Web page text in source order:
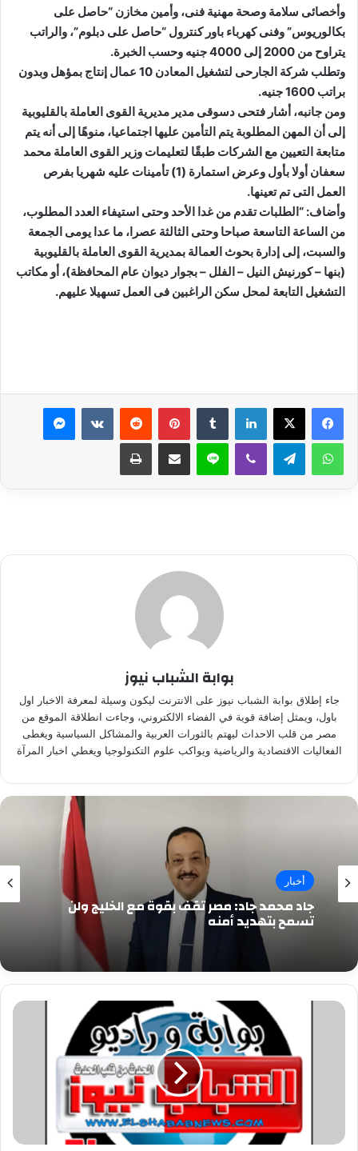
وأخصائى سلامة وصحة مهنية فنى، وأمين مخازن “حاصل على
بكالوريوس” وفنى كهرباء باور كنترول “حاصل على دبلوم”، والراتب
يتراوح من 2000 إلى 4000 جنيه وحسب الخبرة.
وتطلب شركة الجارحى لتشغيل المعادن 10 عمال إنتاج بمؤهل وبدون
براتب 1600 جنيه.
ومن جانبه، أشار فتحى دسوقى مدير مديرية القوى العاملة بالقليوبية
إلى أن المهن المطلوبة يتم التأمين عليها اجتماعيا، منوهًا إلى أنه يتم
متابعة التعيين مع الشركات طبقًا لتعليمات وزير القوى العاملة محمد
سعفان أولا بأول وعرض استمارة (1) تأمينات عليه شهريا بفرص
العمل التى تم تعينها.
وأضاف: “الطلبات تقدم من غدا الأحد وحتى استيفاء العدد المطلوب،
من الساعة التاسعة صباحا وحتى الثالثة عصرا، ما عدا يومى الجمعة
والسبت، إلى إدارة بحوث العمالة بمديرية القوى العاملة بالقليوبية
(بنها – كورنيش النيل – الفلل – بجوار ديوان عام المحافظة)، أو مكاتب
التشغيل التابعة لمحل سكن الراغبين فى العمل تسهيلا عليهم.
لينكدإن بينتيريست ماسنجر
واتساب تيلقرام ڤايبر لاين مشاركة عبر البريد طباعة
بوابة الشباب نيوز
جاء إطلاق بوابة الشباب نيوز على الانترنت ليكون وسيلة لمعرفة الاخبار اول
باول، ويمثل إضافة قوية في الفضاء الالكتروني، وجاءت انطلاقة الموقع من
مصر من قلب الاحداث ليهتم بالثورات العربية والمشاكل السياسية ويغطى
الفعاليات الاقتصادية والرياضية ويواكب علوم التكنولوجيا ويغطي اخبار المرآة
أخبار
جاد محمد جاد: مصر تقف بقوة مع الخليج ولن
تسمح بتهديد أمنه
انقطاع
بالكامل